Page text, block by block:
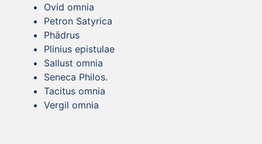
Ovid omnia
Petron Satyrica
Phädrus
Plinius epistulae
Sallust omnia
Seneca Philos.
Tacitus omnia
Vergil omnia